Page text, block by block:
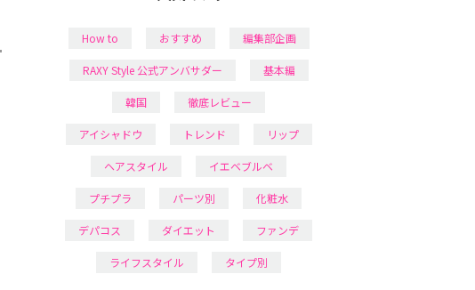
How to おすすめ 編集部企画
RAXY Style 公式アンバサダー 基本編
韓国 徹底レビュー
アイシャドウ トレンド リップ
ヘアスタイル イエベブルベ
プチプラ パーツ別 化粧水
デパコス ダイエット ファンデ
ライフスタイル タイプ別